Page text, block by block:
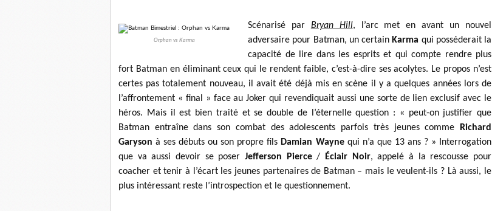
Orphan vs Karma
Scénarisé par Bryan Hill, l’arc met en avant un nouvel
adversaire pour Batman, un certain Karma qui posséderait la
capacité de lire dans les esprits et qui compte rendre plus
fort Batman en éliminant ceux qui le rendent faible, c’est-à-dire ses acolytes. Le propos n’est
certes pas totalement nouveau, il avait été déjà mis en scène il y a quelques années lors de
l’affrontement « final » face au Joker qui revendiquait aussi une sorte de lien exclusif avec le
héros. Mais il est bien traité et se double de l’éternelle question : « peut-on justifier que
Batman entraîne dans son combat des adolescents parfois très jeunes comme
Richard
Garyson à ses débuts ou son propre fils Damian Waynequi n’a que 13 ans ? » Interrogation
que va aussi devoir se poser Jefferson Pierce/ Éclair Noir, appelé à la rescousse pour
coacher et tenir à l’écart les jeunes partenaires de Batman – mais le veulent-ils ? Là aussi, le
plus intéressant reste l’introspection et le questionnement.